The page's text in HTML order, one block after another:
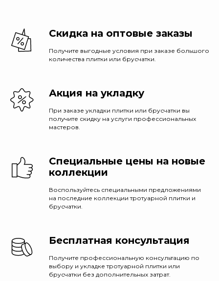
Скидка на оптовые заказы
Получите выгодные условия при заказе большого
количества плитки или брусчатки.
Акция на укладку
При заказе укладки плитки или брусчатки вы
получите скидку на услуги профессиональных
мастеров.
Специальные цены на новые
коллекции
Воспользуйтесь специальными предложениями
на последние коллекции тротуарной плитки и
брусчатки.
Бесплатная консультация
Получите профессиональную консультацию по
выбору и укладке тротуарной плитки или
брусчатки без дополнительных затрат.